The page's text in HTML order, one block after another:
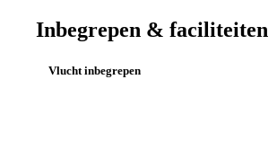
Inbegrepen & faciliteiten
Vlucht inbegrepen